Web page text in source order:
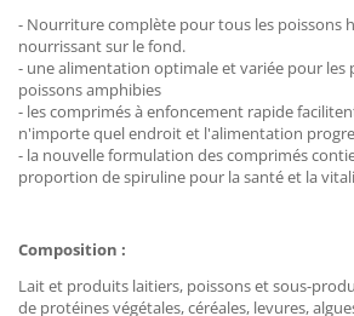
- Nourriture complète pour tous les poissons
nourrissant sur le fond.
- une alimentation optimale et variée pour les
poissons amphibies
- les comprimés à enfoncement rapide
n'importe quel endroit et l'alimentation
- la nouvelle formulation des comprimés
proportion de spiruline pour la santé et la
Composition :
Lait et produits laitiers, poissons et sous-
de protéines végétales, céréales, levures,